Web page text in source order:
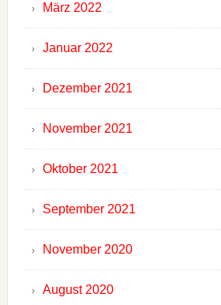
März 2022
Januar 2022
Dezember 2021
November 2021
Oktober 2021
September 2021
November 2020
August 2020